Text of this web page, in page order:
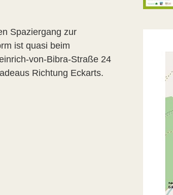
Spaziergang zur
ist quasi beim
von-Bibra-Straße 24
Richtung Eckarts.